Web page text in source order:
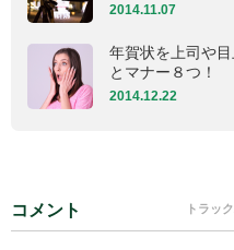
2014.11.07
年賀状を上司や
とマナー８つ！
2014.12.22
コメント トラッ